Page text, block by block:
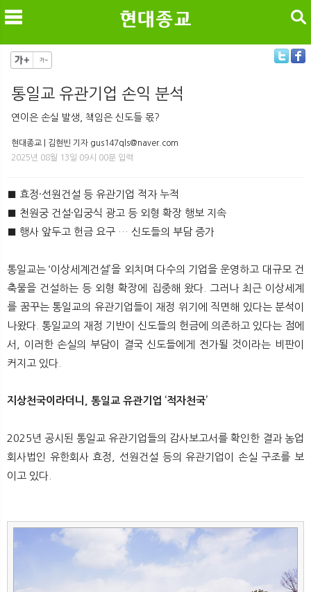
메
뉴 색
검색
통일교 유관기업 손익 분석
연이은 손실 발생, 책임은 신도들 몫?
현대종교 | 김현빈 기자 gus147qls@naver.com
2025년 08월 13일 09시 00분 입력
■ 효정·선원건설 등 유관기업 적자 누적
■ 천원궁 건설·입궁식 광고 등 외형 확장 행보 지속
■ 행사 앞두고 헌금 요구 … 신도들의 부담 증가​
통일교는 ‘이상세계건설’을 외치며 다수의 기업을 운영하고 대규모 건
축물을 건설하는 등 외형 확장에 집중해 왔다. 그러나 최근 이상세계
를 꿈꾸는 통일교의 유관기업들이 재정 위기에 직면해 있다는 분석이
나왔다. 통일교의 재정 기반이 신도들의 헌금에 의존하고 있다는 점에
서, 이러한 손실의 부담이 결국 신도들에게 전가될 것이라는 비판이
커지고 있다.
지상천국이라더니, 통일교 유관기업 ‘적자천국’
2025년 공시된 통일교 유관기업들의 감사보고서를 확인한 결과 농업
회사법인 유한회사 효정, 선원건설 등의 유관기업이 손실 구조를 보
이고 있다.